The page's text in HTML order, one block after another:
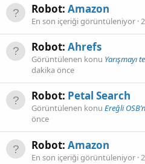
Robot: Amazon
En son içeriği görüntüleniyor
Robot: Ahrefs
Görüntülenen konu Yarışmayı
dakika önce
Robot: Petal Search
Görüntülenen konu Ereğli
önce
Robot: Amazon
En son içeriği görüntüleniyor